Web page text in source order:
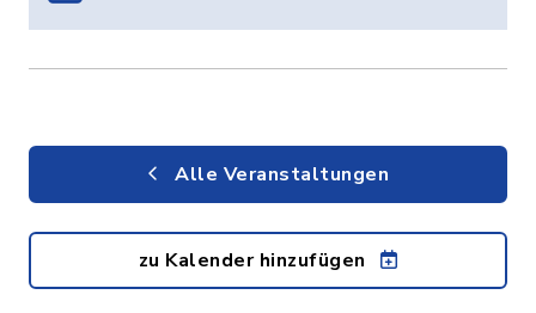
Alle Veranstaltungen
zu Kalender hinzufügen